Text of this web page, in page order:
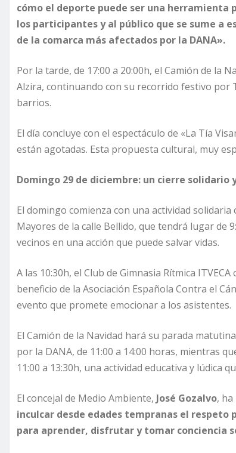
cómo el deporte puede ser una herramienta
los participantes y al público que se sume a
de la comarca más afectados por la DANA».
Por la tarde, de 17:00 a 20:00h, el Camión de la
Alzira, continuando con su recorrido festivo por
barrios.
El día concluye con el espectáculo de «La Tía
están agotadas. Esta propuesta cultural, muy
Domingo 29 de diciembre: un cierre solidario
El domingo comienza con una actividad
Mayores de la calle Bellido, que tendrá lugar de
vecinos en una acción que puede salvar vidas.
A las 10:30h, el Club de Gimnasia Rítmica
beneficio de la Asociación Española Contra el
evento que promete emocionar a los asistentes.
El Camión de la Navidad hará su parada
por la DANA, de 11:00 a 14:00 horas, mientras
11:00 a 13:30h, una actividad educativa y lúdica
El concejal de Medio Ambiente, José Gozalvo,
inculcar desde edades tempranas el
para aprender, disfrutar y tomar conciencia